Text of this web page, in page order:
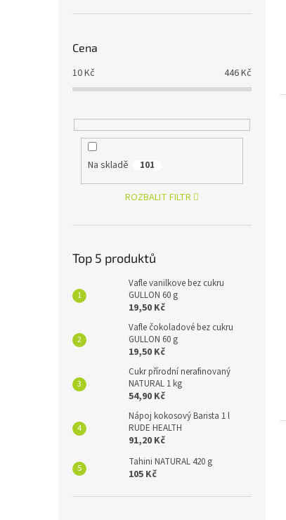
Cena
10Kč 446Kč
Na skladě 101
ROZBALIT FILTR
Top 5 produktů
Vafle vanilkove bez cukru
GULLON 60 g
19,50 Kč
Vafle čokoladové bez cukru
GULLON 60 g
19,50 Kč
Cukr přírodní nerafinovaný
NATURAL 1 kg
54,90 Kč
Nápoj kokosový Barista 1 l
RUDE HEALTH
91,20 Kč
Tahini NATURAL 420 g
105 Kč